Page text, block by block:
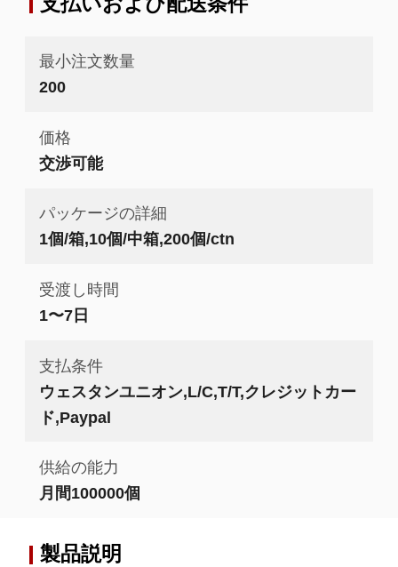
最小注文数量
200
価格
交渉可能
パッケージの詳細
1個/箱,10個/中箱,200個/ctn
受渡し時間
1〜7日
支払条件
ウェスタンユニオン,L/C,T/T,クレジットカー
ド,Paypal
供給の能力
月間100000個
製品説明